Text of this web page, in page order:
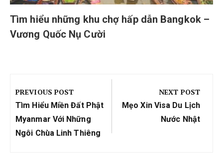
Tìm hiểu những khu chợ hấp dẫn Bangkok –
Vương Quốc Nụ Cười
hướng
bài
viết
PREVIOUS POST
Previous
Post:
Tìm Hiểu Miền Đất Phật
Myanmar Với Những
Ngôi Chùa Linh Thiêng
NEXT POST
Next
Mẹo Xin Visa Du Lịch
Nước Nhật